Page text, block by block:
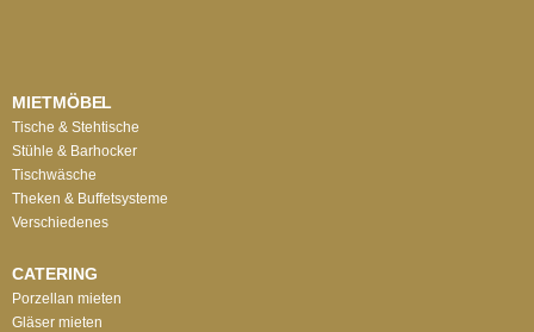
MIETMÖBEL
Tische & Stehtische
Stühle & Barhocker
Tischwäsche
Theken & Buffetsysteme
Verschiedenes
CATERING
Porzellan mieten
Gläser mieten